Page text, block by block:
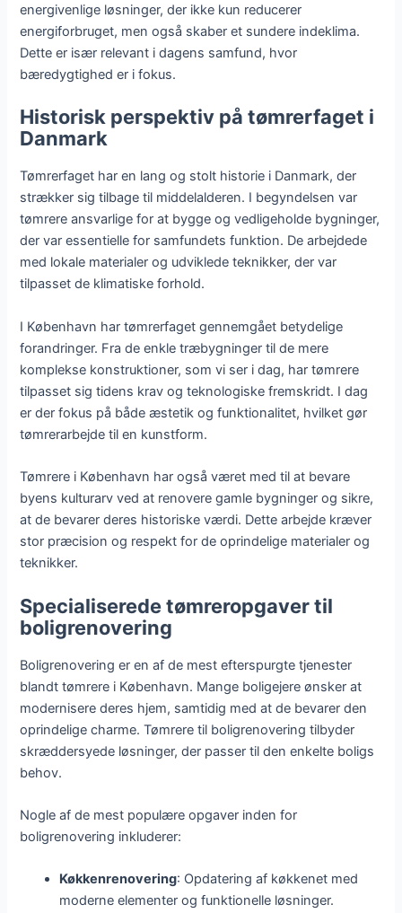
energivenlige løsninger, der ikke kun reducerer
energiforbruget, men også skaber et sundere indeklima.
Dette er især relevant i dagens samfund, hvor
bæredygtighed er i fokus.
Historisk perspektiv på tømrerfaget i
Danmark
Tømrerfaget har en lang og stolt historie i Danmark, der
strækker sig tilbage til middelalderen. I begyndelsen var
tømrere ansvarlige for at bygge og vedligeholde bygninger,
der var essentielle for samfundets funktion. De arbejdede
med lokale materialer og udviklede teknikker, der var
tilpasset de klimatiske forhold.
I København har tømrerfaget gennemgået betydelige
forandringer. Fra de enkle træbygninger til de mere
komplekse konstruktioner, som vi ser i dag, har tømrere
tilpasset sig tidens krav og teknologiske fremskridt. I dag
er der fokus på både æstetik og funktionalitet, hvilket gør
tømrerarbejde til en kunstform.
Tømrere i København har også været med til at bevare
byens kulturarv ved at renovere gamle bygninger og sikre,
at de bevarer deres historiske værdi. Dette arbejde kræver
stor præcision og respekt for de oprindelige materialer og
teknikker.
Specialiserede tømreropgaver til
boligrenovering
Boligrenovering er en af de mest efterspurgte tjenester
blandt tømrere i København. Mange boligejere ønsker at
modernisere deres hjem, samtidig med at de bevarer den
oprindelige charme. Tømrere til boligrenovering tilbyder
skræddersyede løsninger, der passer til den enkelte boligs
behov.
Nogle af de mest populære opgaver inden for
boligrenovering inkluderer:
Køkkenrenovering: Opdatering af køkkenet med
moderne elementer og funktionelle løsninger.